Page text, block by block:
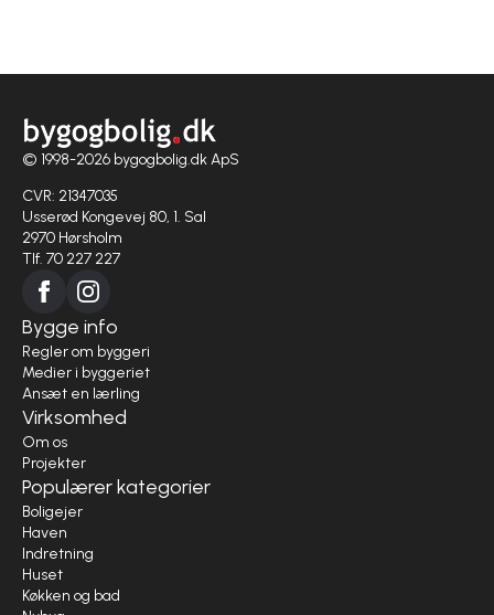
© 1998-2026 bygogbolig.dk ApS
CVR: 21347035
Usserød Kongevej 80, 1. Sal
2970 Hørsholm
Tlf. 70 227 227
Bygge info
Regler om byggeri
Medier i byggeriet
Ansæt en lærling
Virksomhed
Om os
Projekter
Populærer kategorier
Boligejer
Haven
Indretning
Huset
Køkken og bad